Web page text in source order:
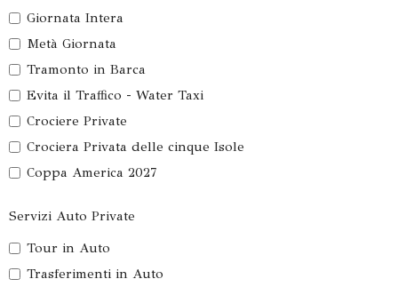
Giornata Intera
Metà Giornata
Tramonto in Barca
Evita il Traffico - Water Taxi
Crociere Private
Crociera Privata delle cinque Isole
Coppa America 2027
Servizi Auto Private
Tour in Auto
Trasferimenti in Auto